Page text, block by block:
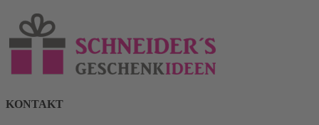
KONTAKT